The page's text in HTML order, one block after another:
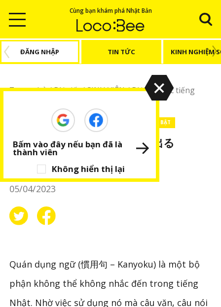
Cùng bạn khám phá Nhật Bản
ĐĂNG NHẬP TIN TỨC KINH NGHIỆM
Trang chủ/Bài viết/SINH VIÊN/Bài viết Học tiếng
Giao tiếp tiếng Nhật: 下手に出る
Bài viết Học tiếng Nhật BÀI VIẾT NỔI BẬT
Giao tiếp tiếng Nhật: 下手に出る
Ngọc Oanh
05/04/2023
Quán dụng ngữ (慣用句 – Kanyoku) là một bộ
phận không thể không nhắc đến trong tiếng
Nhật. Nhờ việc sử dụng nó mà câu văn, câu nói
Không hiển thị lại
Bấm vào đây nếu bạn đã là
thành viên